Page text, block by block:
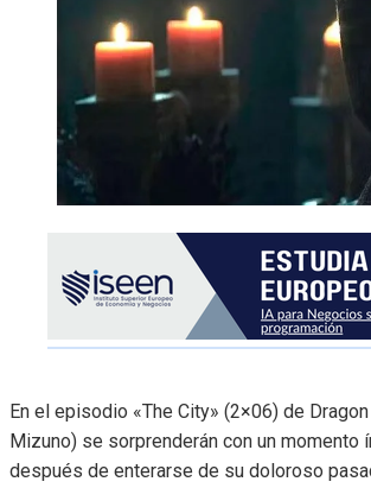
En el episodio «The City» (2×06) de
Mizuno) se sorprenderán con un
después de enterarse de su doloroso